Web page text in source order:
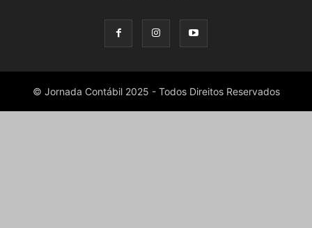
© Jornada Contábil 2025 - Todos Direitos Reservados